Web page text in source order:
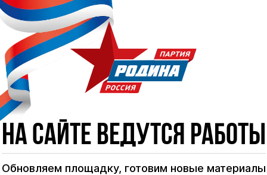
На сайте ведутся работы
Обновляем площадку, готовим новые материалы